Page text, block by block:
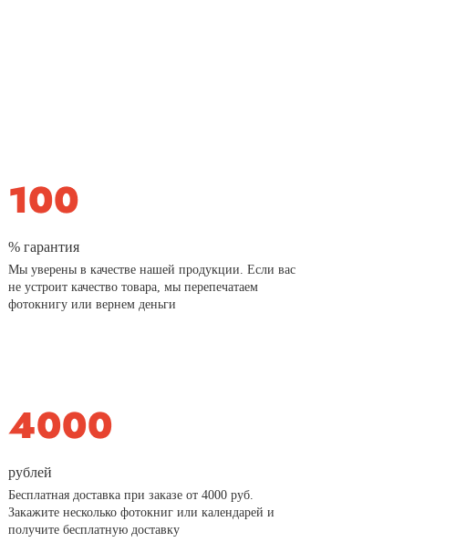
% гарантия
Мы уверены в качестве нашей продукции. Если вас
не устроит качество товара, мы перепечатаем
фотокнигу или вернем деньги
рублей
Бесплатная доставка при заказе от 4000 руб.
Закажите несколько фотокниг или календарей и
получите бесплатную доставку